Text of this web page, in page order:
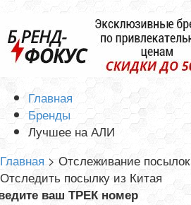
Главная
Бренды
Лучшее на АЛИ
Главная > Отслеживание
Отследить посылку из Китая
ваш ТРЕК номер